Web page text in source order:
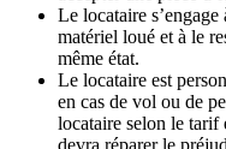
Le locataire
matériel loué et à le
même état.
Le locataire est
en cas de vol ou de
locataire selon le tarif
devra réparer le